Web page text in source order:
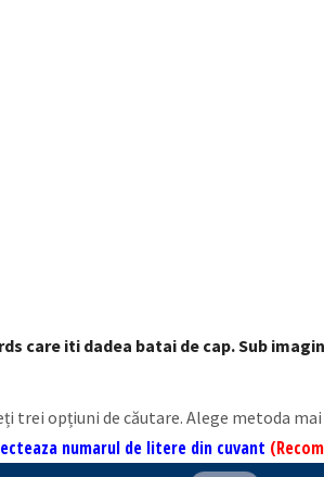
care iti dadea batai de cap. Sub
trei opțiuni de căutare. Alege metoda mai
numarul de litere din cuvant